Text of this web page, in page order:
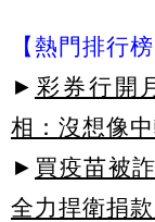
【熱門排行榜
► 彩券行開
相：沒想像
► 買疫苗被
全力捍衛捐